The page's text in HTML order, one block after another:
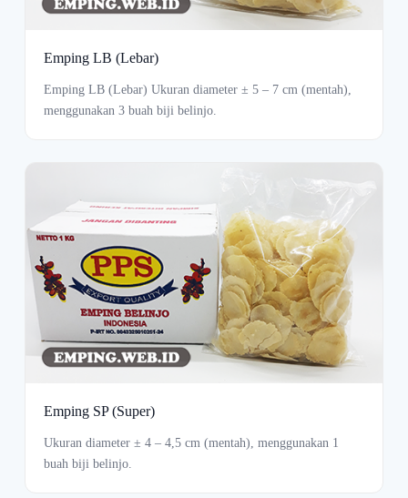
Emping LB (Lebar)
Emping LB (Lebar) Ukuran diameter ± 5 – 7 cm (mentah),
menggunakan 3 buah biji belinjo.
Emping SP (Super)
Ukuran diameter ± 4 – 4,5 cm (mentah), menggunakan 1
buah biji belinjo.